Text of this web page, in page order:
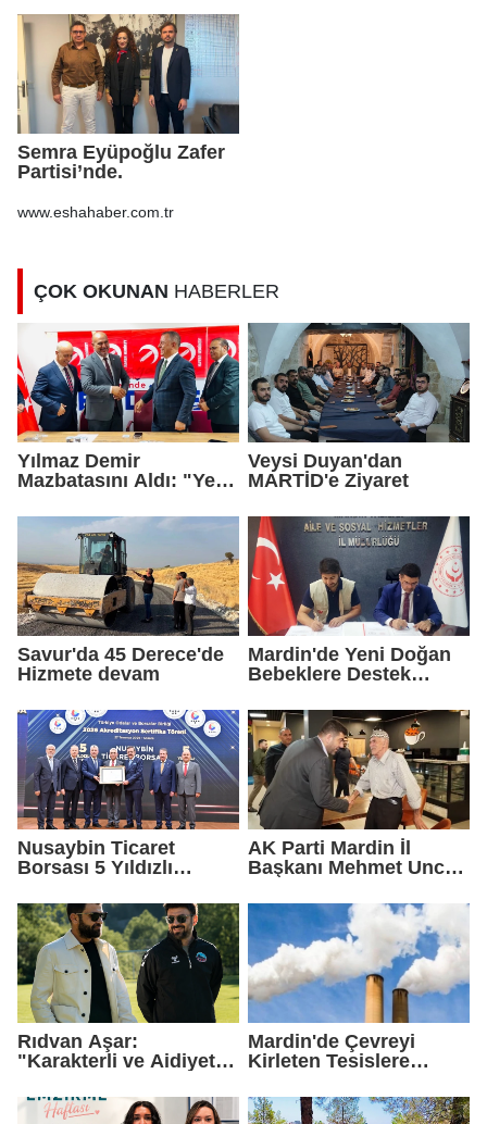
Semra Eyüpoğlu Zafer
Partisi’nde.
www.eshahaber.com.tr
ÇOK OKUNAN HABERLER
Yılmaz Demir
Mazbatasını Aldı: "Yeni
Geldik"
Veysi Duyan'dan
MARTİD'e Ziyaret
Savur'da 45 Derece'de
Hizmete devam
Mardin'de Yeni Doğan
Bebeklere Destek
Nusaybin Ticaret
Borsası 5 Yıldızlı
Yeniden Aldı
AK Parti Mardin İl
Başkanı Mehmet Uncu:
Geleceğimizi
Korumaktır"
Rıdvan Aşar:
"Karakterli ve Aidiyet
Kadro Kuruyoruz"
Mardin'de Çevreyi
Kirleten Tesislere
TL Yaptırım